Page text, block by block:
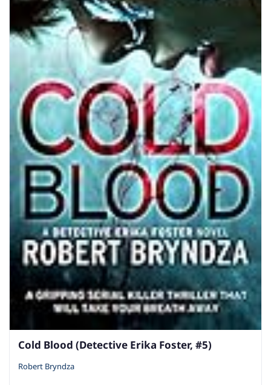
Cold Blood (Detective Erika Foster, #5)
Robert Bryndza